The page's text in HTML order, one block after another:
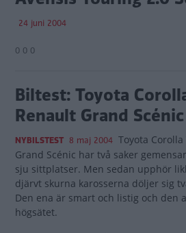
24 juni 2004
0 0 0
Biltest: Toyota
Renault Grand Scénic
NYBILSTEST 8 maj 2004 Toyota
Grand Scénic har två saker
sju sittplatser. Men sedan upphör
djärvt skurna karosserna döljer sig
Den ena är smart och listig och den
högsätet.